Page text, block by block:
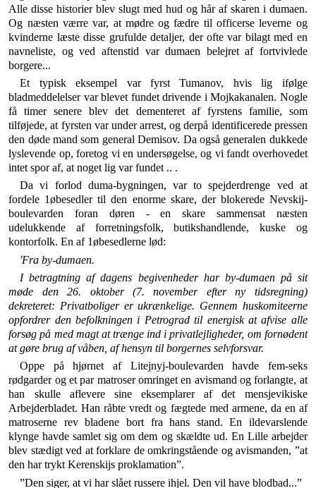
Alle disse historier blev slugt med hud og hår af skaren i dumaen.
Og næsten værre var, at mødre og fædre til officerse leverne og
kvinderne læste disse grufulde detaljer, der ofte var bilagt med en
navneliste, og ved aftenstid var dumaen belejret af fortvivlede
borgere...
Et typisk eksempel var fyrst Tumanov, hvis lig ifølge
bladmeddelelser var blevet fundet drivende i Mojka­kanalen. Nogle
få timer senere blev det dementeret af fyrstens familie, som
tilføjede, at fyrsten var under ar­rest, og derpå identificerede pressen
den døde mand som general Demisov. Da også generalen dukkede
lyslevende op, foretog vi en undersøgelse, og vi fandt overhovedet
intet spor af, at noget lig var fundet .. .
Da vi forlod duma-bygningen, var to spejderdrenge ved at
fordele 1øbesedler til den enorme skare, der blo­kerede Nevskij-
boulevarden foran døren - en skare sammensat næsten
udelukkende af forretningsfolk, butikshandlende, kuske og
kontorfolk. En af 1øbesedlerne lød:
'Fra by-dumaen.
I betragtning af dagens begivenheder har by-dumaen på sit
møde den 26. oktober (7. november efter ny tidsregning)
dekreteret: Privatboliger er ukrænkelige. Gennem huskomi­teerne
opfordrer den befolkningen i Petrograd til energisk at afvise alle
forsøg på med magt at trænge ind i privatlejlig­heder, om fornødent
at gøre brug af våben, af hensyn til bor­gernes selvforsvar.
Oppe på hjørnet af Litejnyj-boulevarden havde fem-­seks
rødgarder og et par matroser omringet en avis­mand og forlangte, at
han skulle aflevere sine eksempla­rer af det mensjevikiske
Arbejderbladet. Han råbte vredt og fægtede med armene, da en af
matroserne rev bladene bort fra hans stand. En ildevarslende
klynge havde samlet sig om dem og skældte ud. En Lille arbej­der
blev stædigt ved at forklare de omkringstående og avismanden, ”at
den har trykt Kerenskijs proklamation”.
”Den siger, at vi har slået russere ihjel. Den vil have blodbad...”